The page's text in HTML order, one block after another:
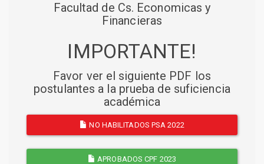
Facultad de Cs. Economicas y
Financieras
IMPORTANTE!
Favor ver el siguiente PDF los
postulantes a la prueba de suficiencia
académica
NO HABILITADOS PSA 2022
APROBADOS CPF 2023